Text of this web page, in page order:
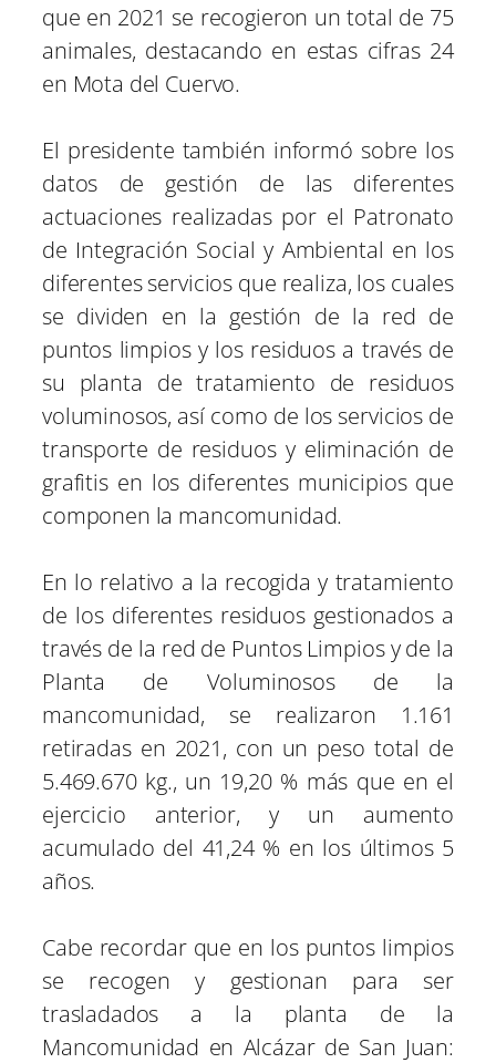
que en 2021 se recogieron un total de 75
animales, destacando en estas cifras 24
en Mota del Cuervo.
El presidente también informó sobre los
datos de gestión de las diferentes
actuaciones realizadas por el Patronato
de Integración Social y Ambiental en los
diferentes servicios que realiza, los cuales
se dividen en la gestión de la red de
puntos limpios y los residuos a través de
su planta de tratamiento de residuos
voluminosos, así como de los servicios de
transporte de residuos y eliminación de
grafitis en los diferentes municipios que
componen la mancomunidad.
En lo relativo a la recogida y tratamiento
de los diferentes residuos gestionados a
través de la red de Puntos Limpios y de la
Planta de Voluminosos de la
mancomunidad, se realizaron 1.161
retiradas en 2021, con un peso total de
5.469.670 kg., un 19,20 % más que en el
ejercicio anterior, y un aumento
acumulado del 41,24 % en los últimos 5
años.
Cabe recordar que en los puntos limpios
se recogen y gestionan para ser
trasladados a la planta de la
Mancomunidad en Alcázar de San Juan: